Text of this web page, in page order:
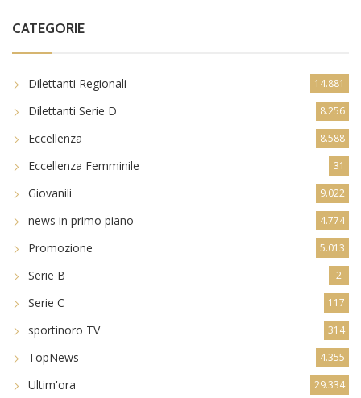
CATEGORIE
Dilettanti Regionali 14.881
Dilettanti Serie D 8.256
Eccellenza 8.588
Eccellenza Femminile 31
Giovanili 9.022
news in primo piano 4.774
Promozione 5.013
Serie B 2
Serie C 117
sportinoro TV 314
TopNews 4.355
Ultim'ora 29.334